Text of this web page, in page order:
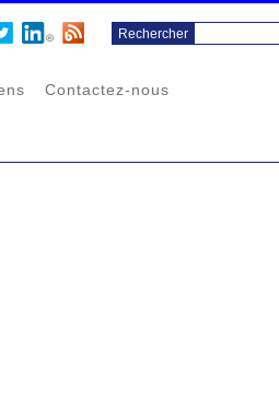
Contactez-nous